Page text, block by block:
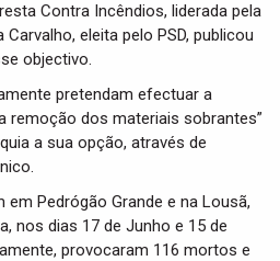
Contra Incêndios, liderada pela
eleita pelo PSD, publicou
objectivo.
pretendam efectuar a
remoção dos materiais sobrantes”
a sua opção, através de
em Pedrógão Grande e na Lousã,
nos dias 17 de Junho e 15 de
provocaram 116 mortos e